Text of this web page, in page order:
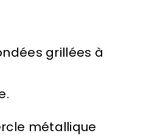
grillées à
métallique